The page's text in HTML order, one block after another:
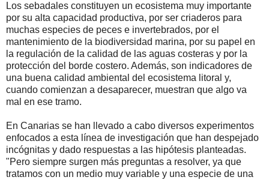
Los sebadales constituyen un ecosistema muy importante
por su alta capacidad productiva, por ser criaderos para
muchas especies de peces e invertebrados, por el
mantenimiento de la biodiversidad marina, por su papel en
la regulación de la calidad de las aguas costeras y por la
protección del borde costero. Además, son indicadores de
una buena calidad ambiental del ecosistema litoral y,
cuando comienzan a desaparecer, muestran que algo va
mal en ese tramo.
En Canarias se han llevado a cabo diversos experimentos
enfocados a esta línea de investigación que han despejado
incógnitas y dado respuestas a las hipótesis planteadas.
"Pero siempre surgen más preguntas a resolver, ya que
tratamos con un medio muy variable y una especie de una